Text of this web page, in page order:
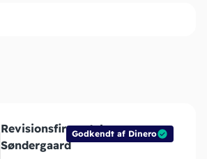
Godkendt af Dinero
Revisionsfirmaet Jens
Søndergaard